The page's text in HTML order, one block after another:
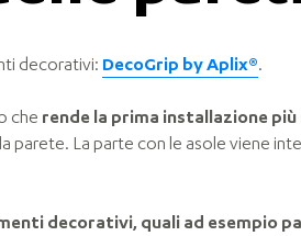
decorativi: DecoGrip by Aplix®.
che rende la prima installazione
parete. La parte con le asole viene
decorativi, quali ad esempio